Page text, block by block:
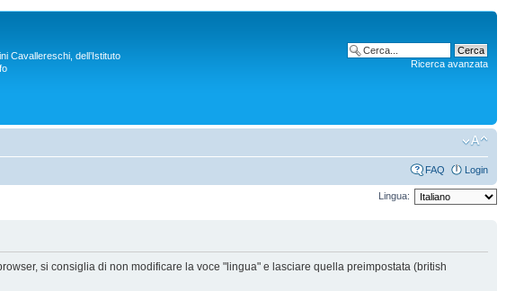
Cavallereschi, dell’Istituto
Ricerca avanzata
FAQ Login
Lingua:
si consiglia di non modificare la voce "lingua" e lasciare quella preimpostata (british